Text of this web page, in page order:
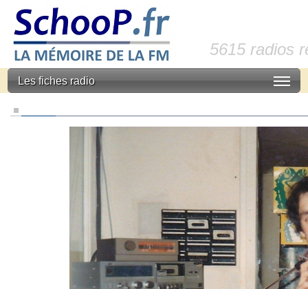
5615 radios
Les fiches radio